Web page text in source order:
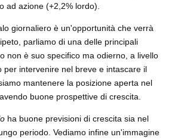
ad azione (+2,2% lordo).
giornaliero è un'opportunità che verrà
parliamo di una delle principali
non è suo specifico ma odierno, a livello
per intervenire nel breve e intascare il
mantenere la posizione aperta nel
buone prospettive di crescita.
ha buone previsioni di crescita sia nel
periodo. Vediamo infine un'immagine